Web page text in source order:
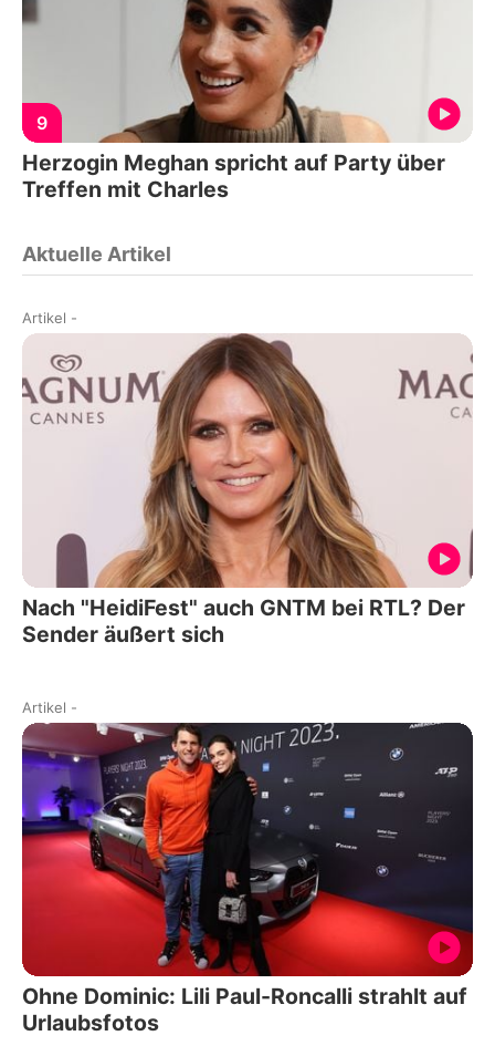
9
Herzogin Meghan spricht auf Party über
Treffen mit Charles
Aktuelle Artikel
Artikel -
Nach "HeidiFest" auch GNTM bei RTL? Der
Sender äußert sich
Artikel -
Ohne Dominic: Lili Paul-Roncalli strahlt auf
Urlaubsfotos